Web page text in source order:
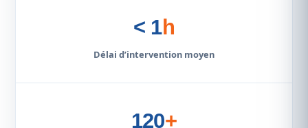
< 1h
Délai d’intervention moyen
120+